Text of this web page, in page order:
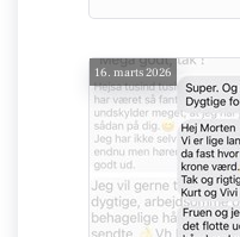
16. marts 2026